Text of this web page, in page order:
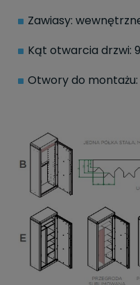
Zawiasy:
Kąt otwarcia drzwi:
Otwory do montażu: